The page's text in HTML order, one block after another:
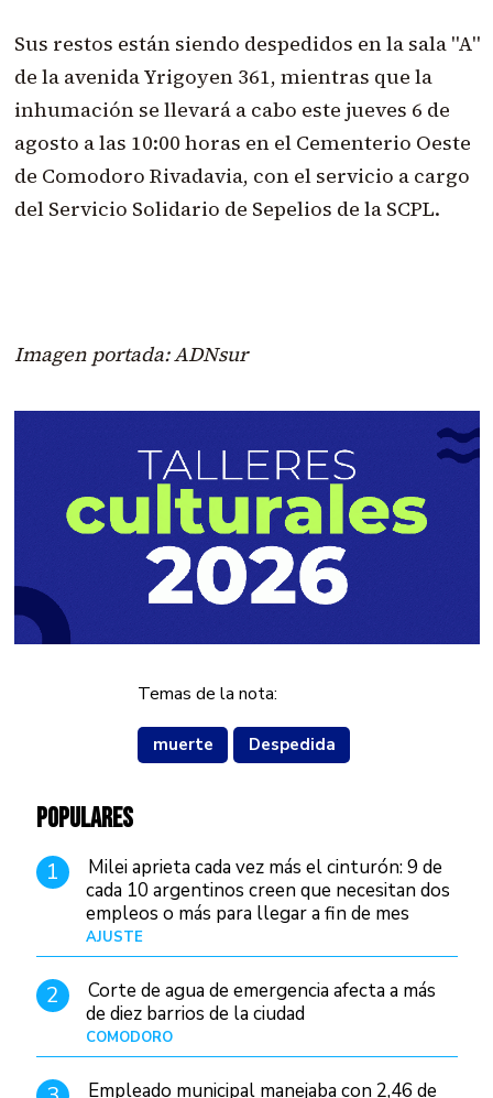
Sus restos están siendo despedidos en la sala "A"
de la avenida Yrigoyen 361, mientras que la
inhumación se llevará a cabo este jueves 6 de
agosto a las 10:00 horas en el Cementerio Oeste
de Comodoro Rivadavia, con el servicio a cargo
del Servicio Solidario de Sepelios de la SCPL.
Imagen portada: ADNsur
Temas de la nota:
muerte Despedida
POPULARES
1
Milei aprieta cada vez más el cinturón: 9 de
cada 10 argentinos creen que necesitan dos
empleos o más para llegar a fin de mes
AJUSTE
2
Corte de agua de emergencia afecta a más
de diez barrios de la ciudad
COMODORO
Empleado municipal manejaba con 2,46 de